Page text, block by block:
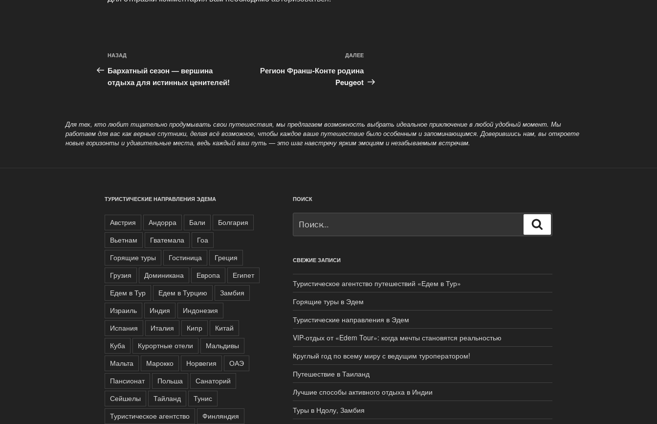
Навигация
по
записям
Предыдущая
запись:
НАЗАД
Бархатный сезон — вершина
отдыха для истинных ценителей!
ДАЛЕЕ
Регион Франш-Конте родина
Peugeot
Для тех, кто любит тщательно продумывать свои путешествия, мы предлагаем возможность выбрать идеальное приключение в любойудобный момент. Мы
работаем для вас как верные спутники, делая всё возможное, чтобы каждое ваше путешествие было особенным и запоминающимся. Доверившись нам, вы откроете
новые горизонты и удивительные места, ведь каждыйваш путь — это шаг навстречу ярким эмоциям и незабываемым встречам.
ТУРИСТИЧЕСКИЕ НАПРАВЛЕНИЯ ЭДЕМА
Австрия Андорра Бали
Болгария
Вьетнам
Гватемала
Гоа
Горящие туры
Гостиница
Греция
Грузия
Доминикана Европа
Египет
Едем в Тур
Едем в Турцию
Замбия
Израиль
Индия
Индонезия
Испания
Италия Кипр
Китай
Куба
Курортные отели
Мальдивы
Мальта
Марокко Норвегия
ОАЭ
Пансионат
Польша
Санаторий
Сейшелы
Тайланд
Тунис
Туристическое агентство
Финляндия
ПОИСК
СВЕЖИЕ ЗАПИСИ
Туристическое агентство путешествий «Едем в Тур»
Горящие туры в Эдем
Туристические направления в Эдем
VIP-отдых от «Edem Tour»: когда мечты становятся реальностью
Круглый год по всему миру с ведущим туроператором!
Путешествие в Таиланд
Лучшие способы активного отдыха в Индии
Туры в Ндолу, Замбия